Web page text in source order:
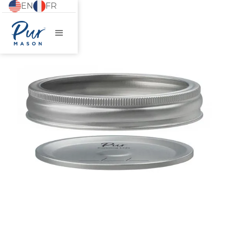
EN FR